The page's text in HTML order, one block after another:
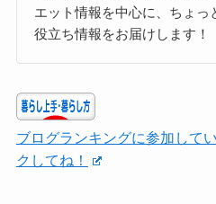
エット情報を中心に、ちょっ
役立ち情報をお届けします！
ブログランキングに参加して
クしてね！